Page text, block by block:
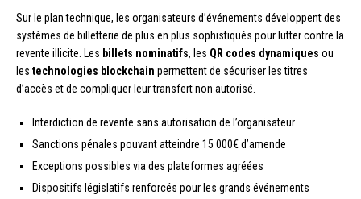
Sur le plan technique, les organisateurs d’événements développent des
systèmes de billetterie de plus en plus sophistiqués pour lutter contre la
revente illicite. Les billets nominatifs, les QR codes dynamiques ou
les technologies blockchain permettent de sécuriser les titres
d’accès et de compliquer leur transfert non autorisé.
Interdiction de revente sans autorisation de l’organisateur
Sanctions pénales pouvant atteindre 15 000€ d’amende
Exceptions possibles via des plateformes agréées
Dispositifs législatifs renforcés pour les grands événements